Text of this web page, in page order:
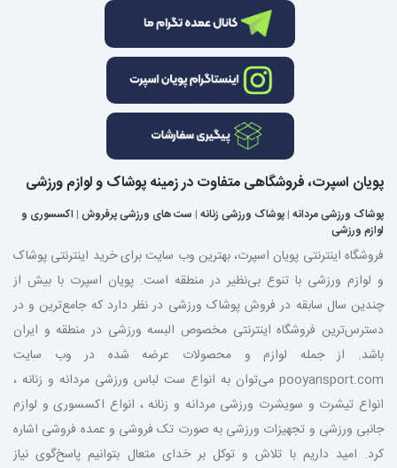
پویان اسپرت، فروشگاهی متفاوت در زمینه پوشاک و لوازم ورزشی
پوشاک ورزشی مردانه | پوشاک ورزشی زنانه | ست های ورزشی پرفروش | اکسسوری و
لوازم ورزشی
فروشگاه اینترنتی پویان اسپرت، بهترین وب سایت برای خرید اینترنتی پوشاک
و لوازم ورزشی با تنوع بی‌نظیر در منطقه است. پویان اسپرت با بیش از
چندین سال سابقه در فروش پوشاک ورزشی در نظر دارد که جامع‌ترین و در
دسترس‌ترین فروشگاه اینترنتی مخصوص البسه ورزشی در منطقه و ایران
باشد. از جمله لوازم و محصولات عرضه شده در وب سایت
pooyansport.com می‌توان به انواع ست لباس ورزشی مردانه و زنانه ،
انواع تیشرت و سویشرت ورزشی مردانه و زنانه ، انواع اکسسوری و لوازم
جانبی ورزشی و تجهیزات ورزشی به صورت تک فروشی و عمده فروشی اشاره
کرد. امید داریم با تلاش و توکل بر خدای متعال بتوانیم پاسخ‌گوی نیاز